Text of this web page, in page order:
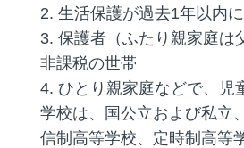
2. 生活保護が過去1年以内
3. 保護者（ふたり親家庭は
非課税の世帯
4. ひとり親家庭などで、児
学校は、国公立および私立
信制高等学校、定時制高等